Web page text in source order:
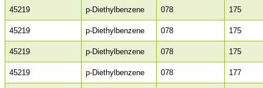
45219 p-Diethylbenzene 078 175
45219 p-Diethylbenzene 078 175
45219 p-Diethylbenzene 078 175
45219 p-Diethylbenzene 078 177